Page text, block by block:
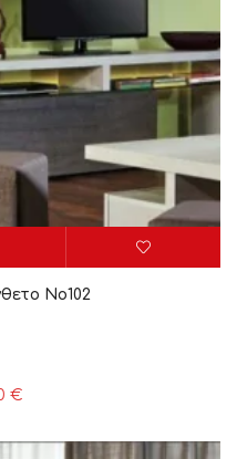
Νο102
€